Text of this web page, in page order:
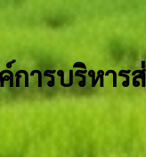
การบริหาร